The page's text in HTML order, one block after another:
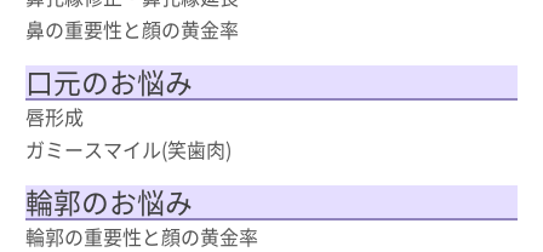
鼻の重要性と顔の黄金率
口元のお悩み
唇形成
ガミースマイル(笑歯肉)
輪郭のお悩み
輪郭の重要性と顔の黄金率